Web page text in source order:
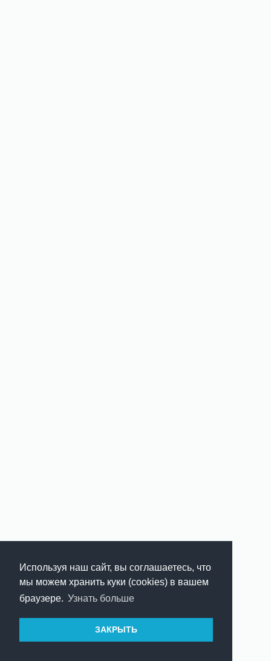
Используя наш сайт, вы соглашаетесь, что
мы можем хранить куки (cookies) в вашем
браузере. Узнать больше
ЗАКРЫТЬ